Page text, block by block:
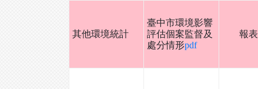
其他環境統計
臺中市環境影響
評估個案監督及
處分情形pdf
報表